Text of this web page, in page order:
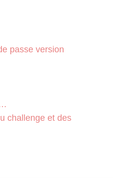
passe version
challenge et des